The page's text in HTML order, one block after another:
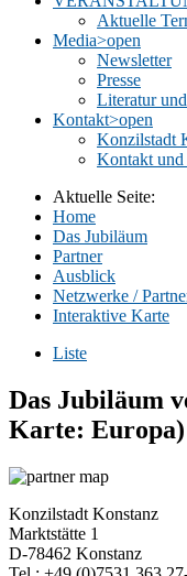
Aktuelle
Media>open
Newsletter
Presse
Literatur
Kontakt>open
Konzilstadt
Kontakt
Aktuelle Seite:
Home
Das Jubiläum
Partner
Ausblick
Netzwerke /
Interaktive Karte
Liste
Das Jubiläum
Karte: Europa)
Konzilstadt Konstanz
Marktstätte 1
D-78462 Konstanz